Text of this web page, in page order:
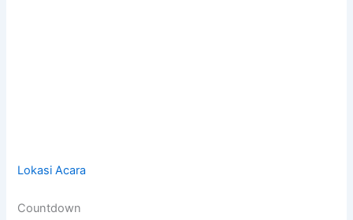
Lokasi Acara
Countdown